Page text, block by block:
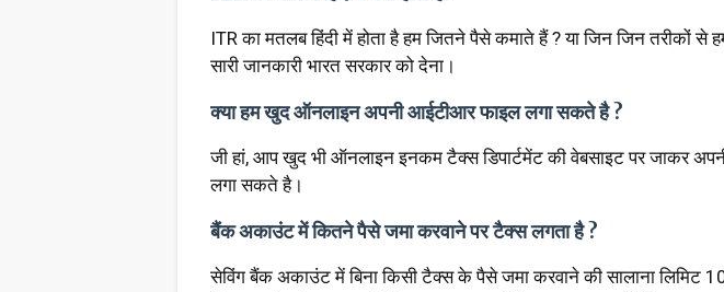
ITR का मतलब हिंदी में होता है हम जितने पैसे कमाते हैं ? या जिन जिन तरीकों से
सारी जानकारी भारत सरकार को देना।
क्या हम खुद ऑनलाइन अपनी आईटीआर फाइल लगा सकते है ?
जी हां, आप खुद भी ऑनलाइन इनकम टैक्स डिपार्टमेंट की वेबसाइट पर जाकर
लगा सकते है।
बैंक अकाउंट में कितने पैसे जमा करवाने पर टैक्स लगता है ?
सेविंग बैंक अकाउंट में बिना किसी टैक्स के पैसे जमा करवाने की सालाना